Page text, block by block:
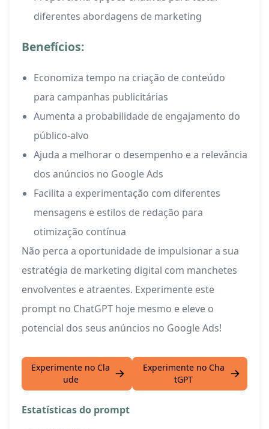
diferentes abordagens de marketing
Benefícios:
Economiza tempo na criação de conteúdo
para campanhas publicitárias
Aumenta a probabilidade de engajamento do
público-alvo
Ajuda a melhorar o desempenho e a relevância
dos anúncios no Google Ads
Facilita a experimentação com diferentes
mensagens e estilos de redação para
otimização contínua
Não perca a oportunidade de impulsionar a sua
estratégia de marketing digital com manchetes
envolventes e atraentes. Experimente este
prompt no ChatGPT hoje mesmo e eleve o
potencial dos seus anúncios no Google Ads!
Experimente no Cla
ude
Experimente no Cha
tGPT
Estatísticas do prompt